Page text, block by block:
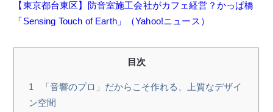
【東京都台東区】防音室施工会社がカフェ経営？かっぱ橋
「Sensing Touch of Earth」（Yahoo!ニュース）
目次
1
「音響のプロ」だからこそ作れる、上質なデザイ
ン空間